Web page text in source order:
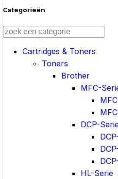
Categorieën
Cartridges & Toners
Toners
Brother
MFC-
DCP-
HL-Serie